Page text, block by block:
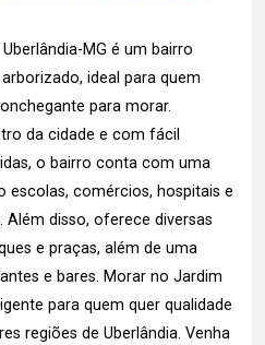
MG é um bairro
ideal para quem
para morar.
da cidade e com fácil
o bairro conta com uma
escolas, comércios, hospitais e
disso, oferece diversas
e praças, além de uma
e bares. Morar no Jardim
para quem quer qualidade
regiões de Uberlândia. Venha